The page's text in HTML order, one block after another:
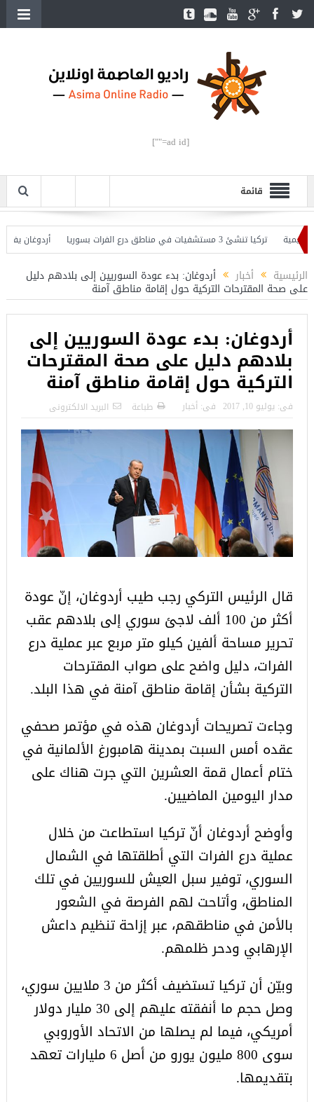
[ad id=""]
قائمة
تركيا تنشئ 3 مستشفيات في مناطق درع الفرات بسوريا
أردوغان يفتتح
الرئيسية أخبار أردوغان: بدء عودة السوريين إلى بلادهم دليل
على صحة المقترحات التركية حول إقامة مناطق آمنة
أردوغان: بدء عودة السوريين إلى
بلادهم دليل على صحة المقترحات
التركية حول إقامة مناطق آمنة
فى: يوليو 10, 2017 فى: أخبار طباعة البريد الالكترونى
قال الرئيس التركي رجب طيب أردوغان، إنّ عودة
أكثر من 100 ألف لاجئ سوري إلى بلادهم عقب
تحرير مساحة ألفين كيلو متر مربع عبر عملية درع
الفرات، دليل واضح على صواب المقترحات
التركية بشأن إقامة مناطق آمنة في هذا البلد.
وجاءت تصريحات أردوغان هذه في مؤتمر صحفي
عقده أمس السبت بمدينة هامبورغ الألمانية في
ختام أعمال قمة العشرين التي جرت هناك على
مدار اليومين الماضيين.
وأوضح أردوغان أنّ تركيا استطاعت من خلال
عملية درع الفرات التي أطلقتها في الشمال
السوري، توفير سبل العيش للسوريين في تلك
المناطق، وأتاحت لهم الفرصة في الشعور
بالأمن في مناطقهم، عبر إزاحة تنظيم داعش
الإرهابي ودحر ظلمهم.
وبيّن أن تركيا تستضيف أكثر من 3 ملايين سوري،
وصل حجم ما أنفقته عليهم إلى 30 مليار دولار
أمريكي، فيما لم يصلها من الاتحاد الأوروبي
سوى 800 مليون يورو من أصل 6 مليارات تعهد
بتقديمها.